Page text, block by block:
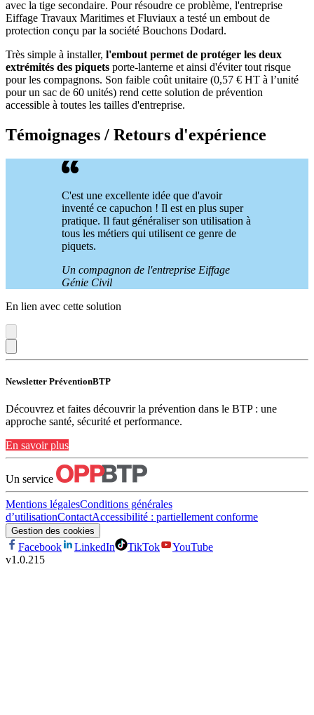
avec la tige secondaire. Pour résoudre ce problème, l'entreprise
Eiffage Travaux Maritimes et Fluviaux a testé un embout de
protection conçu par la société Bouchons Dodard.
Très simple à installer, l'embout permet de protéger les deux
extrémités des piquets porte-lanterne et ainsi d'éviter tout risque
pour les compagnons. Son faible coût unitaire (0,57 € HT à l’unité
pour un sac de 60 unités) rend cette solution de prévention
accessible à toutes les tailles d'entreprise.
Témoignages / Retours d'expérience
C'est une excellente idée que d'avoir
inventé ce capuchon ! Il est en plus super
pratique. Il faut généraliser son utilisation à
tous les métiers qui utilisent ce genre de
piquets.
Un compagnon de l'entreprise Eiffage
Génie Civil
En lien avec cette solution
Newsletter PréventionBTP
Découvrez et faites découvrir la prévention dans le BTP : une
approche santé, sécurité et performance.
En savoir plus
Un service
Mentions légalesConditions générales
d’utilisationContactAccessibilité : partiellement conforme
Gestion des cookies
Facebook LinkedIn TikTok
YouTube
v1.0.215